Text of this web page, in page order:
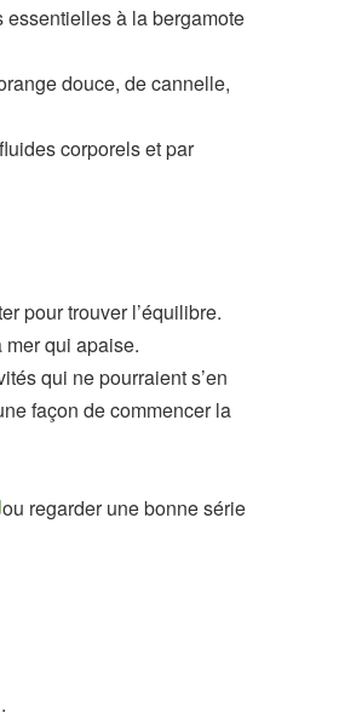
à la bergamote
douce, de cannelle,
corporels et par
pour trouver l’équilibre.
qui apaise.
qui ne pourraient s’en
façon de commencer la
ou regarder une bonne série